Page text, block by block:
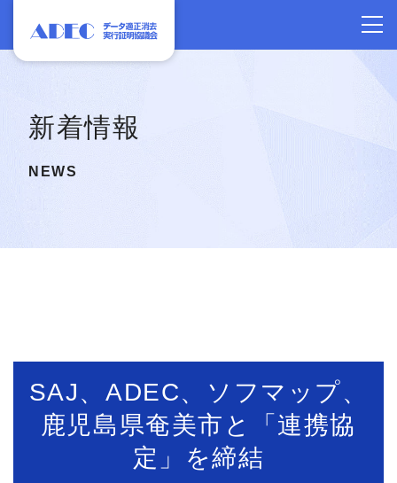
新着情報
NEWS
SAJ、ADEC、ソフマップ、
鹿児島県奄美市と「連携協
定」を締結